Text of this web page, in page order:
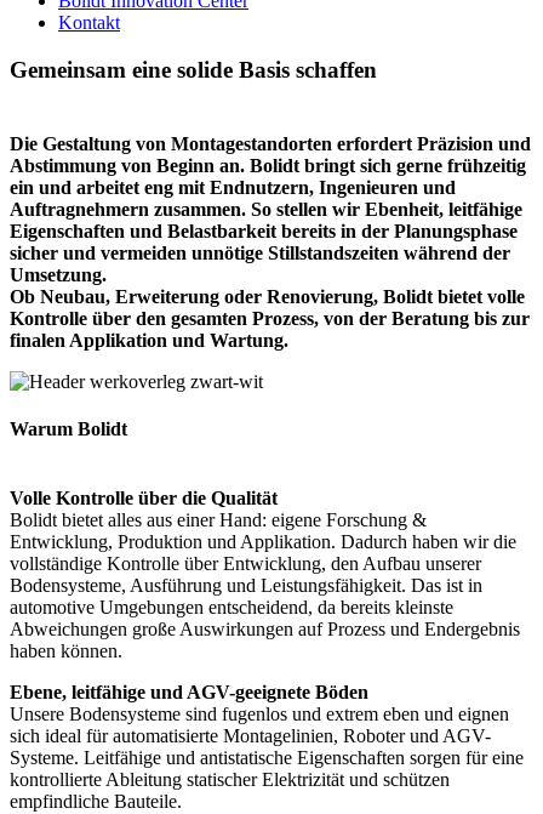
Kontakt
Gemeinsam eine solide Basis schaffen
Die Gestaltung von Montagestandorten erfordert Präzision und
Abstimmung von Beginn an. Bolidt bringt sich gerne frühzeitig
ein und arbeitet eng mit Endnutzern, Ingenieuren und
Auftragnehmern zusammen. So stellen wir Ebenheit, leitfähige
Eigenschaften und Belastbarkeit bereits in der Planungsphase
sicher und vermeiden unnötige Stillstandszeiten während der
Umsetzung.
Ob Neubau, Erweiterung oder Renovierung, Bolidt bietet volle
Kontrolle über den gesamten Prozess, von der Beratung bis zur
finalen Applikation und Wartung.
Warum Bolidt
Volle Kontrolle über die Qualität
Bolidt bietet alles aus einer Hand: eigene Forschung &
Entwicklung, Produktion und Applikation. Dadurch haben wir die
vollständige Kontrolle über Entwicklung, den Aufbau unserer
Bodensysteme, Ausführung und Leistungsfähigkeit. Das ist in
automotive Umgebungen entscheidend, da bereits kleinste
Abweichungen große Auswirkungen auf Prozess und Endergebnis
haben können.
Ebene, leitfähige und AGV-geeignete Böden
Unsere Bodensysteme sind fugenlos und extrem eben und eignen
sich ideal für automatisierte Montagelinien, Roboter und AGV-
Systeme. Leitfähige und antistatische Eigenschaften sorgen für eine
kontrollierte Ableitung statischer Elektrizität und schützen
empfindliche Bauteile.